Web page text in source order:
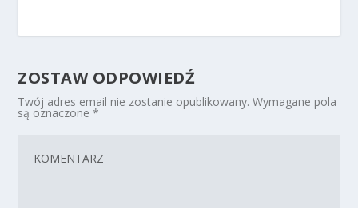
ZOSTAW ODPOWIEDŹ
Twój adres email nie zostanie opublikowany. Wymagane pola
są oznaczone*